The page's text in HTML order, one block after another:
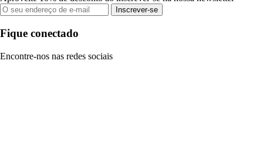
Inscrever-se
Fique conectado
Encontre-nos nas redes sociais